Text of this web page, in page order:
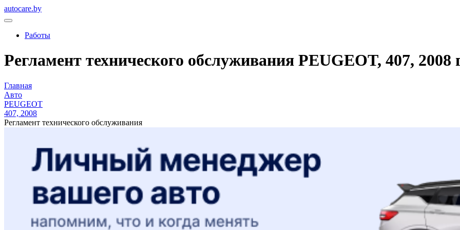
autocare.by
Работы
Регламент технического обслуживания PEUGEOT, 407, 2008
Главная
Авто
PEUGEOT
407, 2008
Регламент технического обслуживания